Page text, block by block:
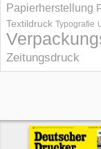
Papierherstellung
Textildruck Typografie
Zeitungsdruck